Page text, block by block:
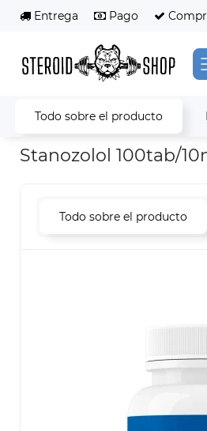
Entrega Pago
Todo sobre el producto
Esteroides Esteroides orales
Stanozolol 100tab/
Todo sobre el producto